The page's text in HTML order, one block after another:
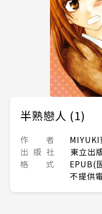
半熟戀人 (1)
作 者
MIYUKI
出 版 社
東立出
格 式
EPUB(
不提供